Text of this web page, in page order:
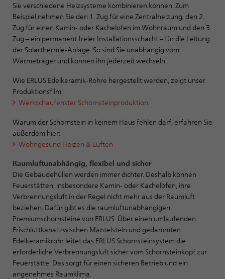
Sie verschiedene Heizsysteme kombinieren können. Zum
Beispiel nehmen Sie den 1. Zug für eine Zentralheizung, den 2.
Zug für einen Kamin- oder Kachelofen im Wohnraum und den 3.
Zug – ein permanent freier Installationsschacht – für die Leitung
der Solarthermie-Anlage. So sind Sie unabhängig vom
Wärmeträger und können ihn jederzeit wechseln.
Wie ERLUS Edelkeramik-Rohre hergestellt werden, zeigt unser
Produktionsfilm:
Werkschaufenster Schornsteinproduktion.
Warum der Schornstein in keinem Haus fehlen darf, erfahren Sie
außerdem hier:
Wohngesund Heizen & Lüften
Raumluftunabhängig, flexibel und sicher
Die Gebäudehüllen werden immer dichter. Deshalb können
Feuerstätten, insbesondere Kamin- oder Kachelöfen, ihre
Verbrennungsluft in der Regel nicht mehr aus der Raumluft
beziehen. Dafür gibt es die raumluftunabhängigen
Premiumschornsteine von ERLUS. Über einen umlaufenden
Frischluftkanal zwischen Mantelstein und gedämmten
Edelkeramikrohr leitet das ERLUS Schornsteinsystem die
erforderliche Verbrennungsluft sicher vom Schornsteinkopf zur
Feuerstätte. Das sorgt für einen sicheren Betrieb und ein
angenehmes Raumklima.